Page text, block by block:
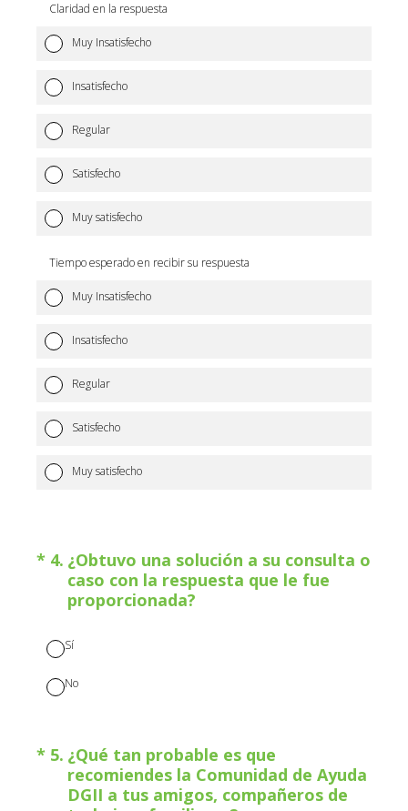
Claridad en la respuesta
Muy Insatisfecho
Insatisfecho
Regular
Satisfecho
Muy satisfecho
Tiempo esperado en recibir su respuesta
Muy Insatisfecho
Insatisfecho
Regular
Satisfecho
Muy satisfecho
* 4. ¿Obtuvo una solución a su consulta o
caso con la respuesta que le fue
proporcionada?
(Obligatorio).
Sí
No
* 5. En una escala del 0 al 10,
¿Qué tan probable es que
recomiendes la Comunidad de Ayuda
DGII a tus amigos, compañeros de
(Obligatorio).